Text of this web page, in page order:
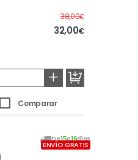
38,00€Antes
32,00€
+
Comparar
De15a16días
ENVÍO GRATIS